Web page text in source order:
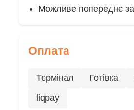
Можливе попереднє
Оплата
Термінал Готівка
liqpay